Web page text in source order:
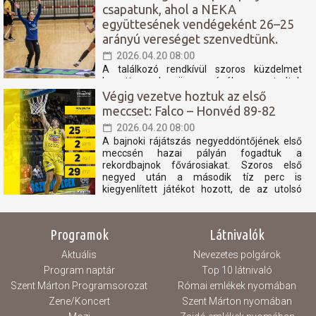
szétestek a hazaiak, a hajrában pedig jól
menedzseltük...
csapatunk, ahol a NEKA
együttesének vendégeként 26–25
arányú vereséget szenvedtünk.
2026.04.20 08:00
A találkozó rendkívül szoros küzdelmet
hozott, azonban összességében nem tudtuk
azt a teljesítményt nyújtani, amely elegendő
lett volna a pontszerzéshez. A mérkőzés
nagy részében kapkodó játék jellemezte
csapatunkat, amely több technikai hibához
és eladott labdához vezetett. Ezek a hibák
különösen a...
Végig vezetve hoztuk az első
meccset: Falco – Honvéd 89-82
2026.04.20 08:00
A bajnoki rájátszás negyeddöntőjének első
meccsén hazai pályán fogadtuk a
rekordbajnok fővárosiakat. Szoros első
negyed után a második tíz perc is
kiegyenlített játékot hozott, de az utolsó
ponttal megléptünk. A harmadik negyedben
Programok
Aktuális
Program naptár
Szent Márton Programsorozat
Zene/Koncert
Látnivalók
Nevezetes polgárok
Top 10 látnivaló
Római emlékek nyomában
Szent Márton nyomában